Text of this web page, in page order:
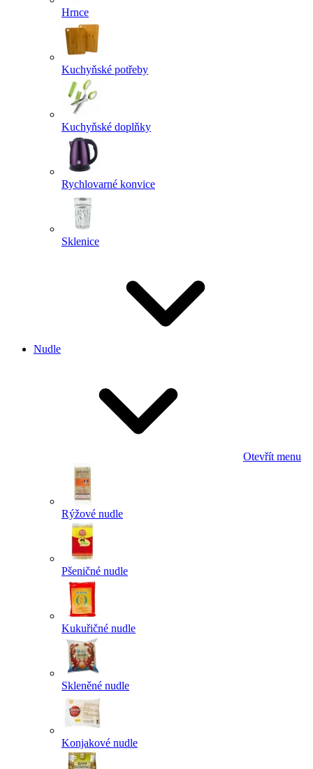
Hrnce
Kuchyňské potřeby
Kuchyňské doplňky
Rychlovarné konvice
Sklenice
Nudle
Otevřít menu
Rýžové nudle
Pšeničné nudle
Kukuřičné nudle
Skleněné nudle
Konjakové nudle